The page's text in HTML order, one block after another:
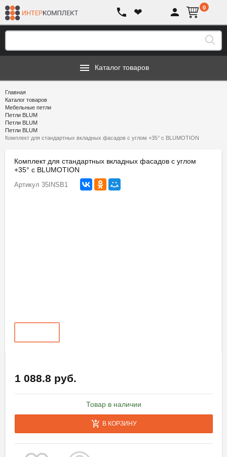
❤ 0
Каталог товаров
Главная
Каталог товаров
Мебельные петли
Петли BLUM
Петли BLUM
Петли BLUM
Комплект для стандартных вкладных фасадов с углом +35° с BLUMOTION
Комплект для стандартных вкладных фасадов с углом
+35° с BLUMOTION
Артикул 35INSB1
1 088.8 руб.
Товар в наличии
В КОРЗИНУ